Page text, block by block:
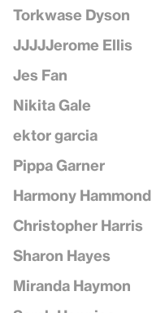
Torkwase Dyson
JJJJJerome Ellis
Jes Fan
Nikita Gale
ektor garcia
Pippa Garner
Harmony Hammond
Christopher Harris
Sharon Hayes
Miranda Haymon